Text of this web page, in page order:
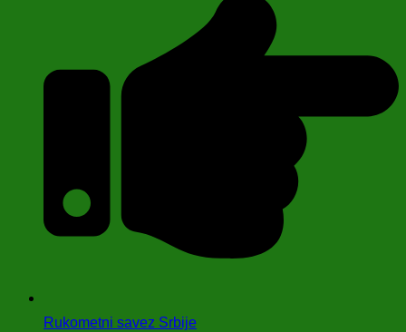
Rukometni savez Srbije